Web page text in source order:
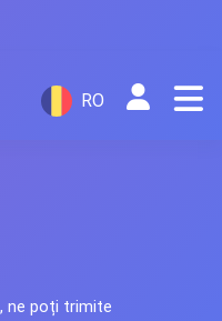
RO
ne poți trimite